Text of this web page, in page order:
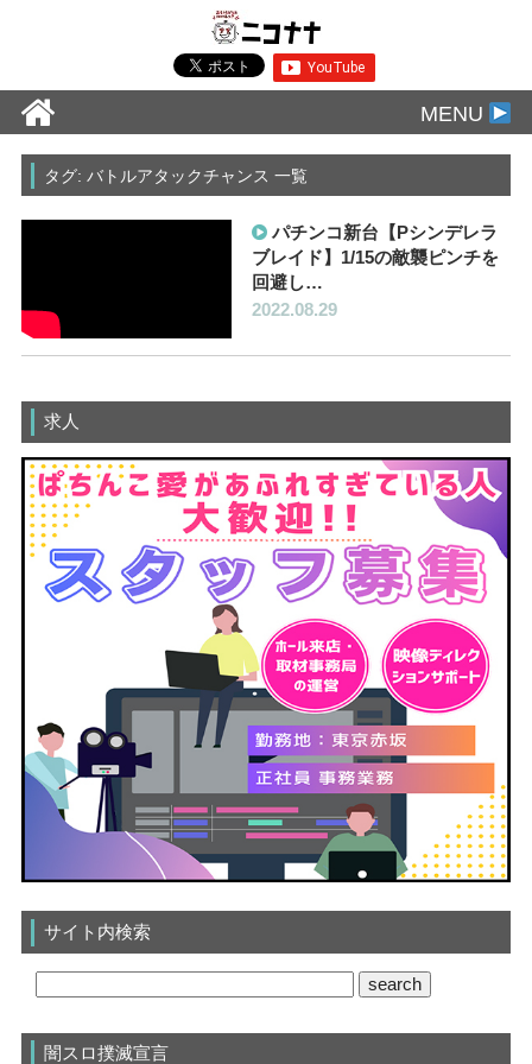
MENU
タグ: バトルアタックチャンス 一覧
パチンコ新台【Pシンデレラ
ブレイド】1/15の敵襲ピンチを
回避し…
2022.08.29
求人
サイト内検索
闇スロ撲滅宣言